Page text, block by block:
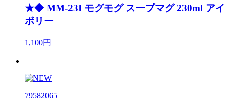
★◆ MM-23I モグモグ スープマグ 230ml アイ
ボリー
1,100円
79582065